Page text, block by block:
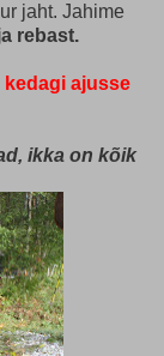
jaht. Jahime
rebast.
ajusse
ikka on kõik